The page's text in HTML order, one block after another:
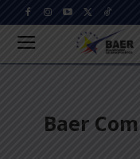
Baer